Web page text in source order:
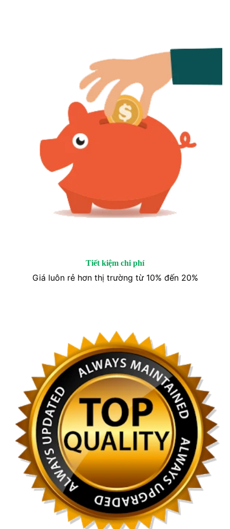
Tiết kiệm chi phí
Giá luôn rẻ hơn thị trường từ 10% đến 20%